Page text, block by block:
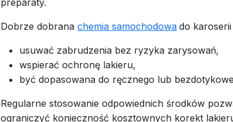
Dobrze dobrana chemia samochodowa do
usuwać zabrudzenia bez ryzyka zarysowań,
wspierać ochronę lakieru,
być dopasowana do ręcznego lub
Regularne stosowanie odpowiednich środków
ograniczyć konieczność kosztownych korekt